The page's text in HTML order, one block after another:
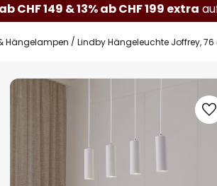
CHF 149 & 13% ab CHF 199 extra
Hängelampen Lindby Hängeleuchte Joffrey, 76